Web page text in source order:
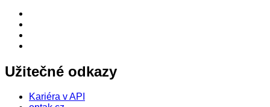
Užitečné odkazy
Kariéra v API